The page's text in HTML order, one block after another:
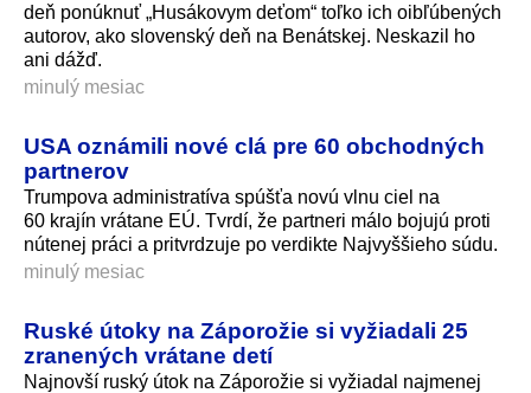
deň ponúknuť „Husákovym deťom“ toľko ich oibľúbených
autorov, ako slovenský deň na Benátskej. Neskazil ho
ani dážď.
minulý mesiac
USA oznámili nové clá pre 60 obchodných
partnerov
Trumpova administratíva spúšťa novú vlnu ciel na
60 krajín vrátane EÚ. Tvrdí, že partneri málo bojujú proti
nútenej práci a pritvrdzuje po verdikte Najvyššieho súdu.
minulý mesiac
Ruské útoky na Záporožie si vyžiadali 25
zranených vrátane detí
Najnovší ruský útok na Záporožie si vyžiadal najmenej